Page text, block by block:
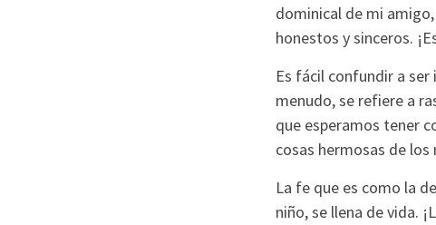
dominical de mi
honestos y sinceros.
Es fácil confundir a
menudo, se refiere a
que esperamos tener
cosas hermosas de
La fe que es como la
niño, se llena de vida.